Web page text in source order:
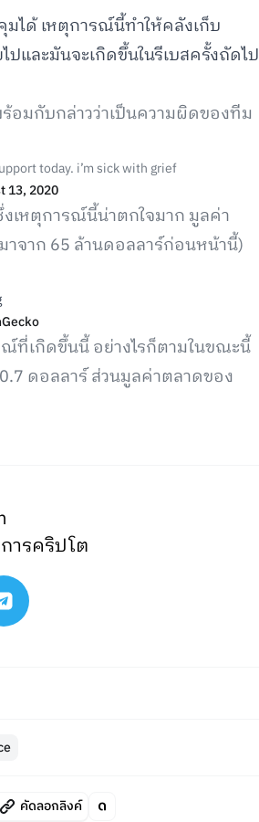
ได้ เหตุการณ์นี้ทำให้คลังเก็บ
และมันจะเกิดขึ้นในรีเบสครั้งถัดไป
อมกับกล่าวว่าเป็นความผิดของทีม
today. i’m sick with grief
13, 2020
งเหตุการณ์นี้น่าตกใจมาก มูลค่า
าจาก 65 ล้านดอลลาร์ก่อนหน้านี้)
ที่เกิดขึ้นนี้ อย่างไรก็ตามในขณะนี้
ดอลลาร์ ส่วนมูลค่าตลาดของ
ารคริปโต
คัดลอกลิงค์